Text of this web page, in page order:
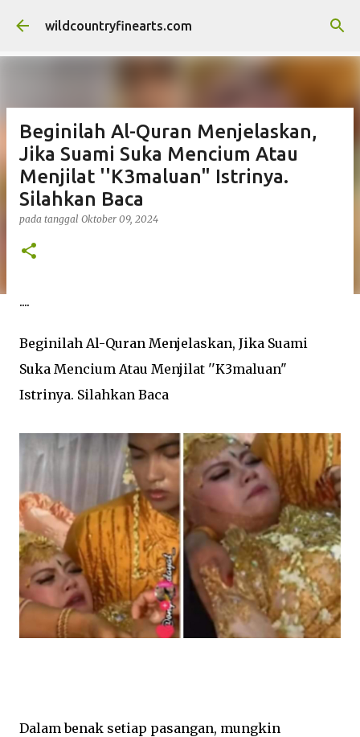
Langsung ke konten utama
wildcountryfinearts.com
Beginilah Al-Quran Menjelaskan,
Jika Suami Suka Mencium Atau
Menjilat ''K3maluan" Istrinya.
Silahkan Baca
pada tanggal Oktober 09, 2024
....
Beginilah Al-Quran Menjelaskan, Jika Suami
Suka Mencium Atau Menjilat ''K3maluan"
Istrinya. Silahkan Baca
Dalam benak setiap pasangan, mungkin